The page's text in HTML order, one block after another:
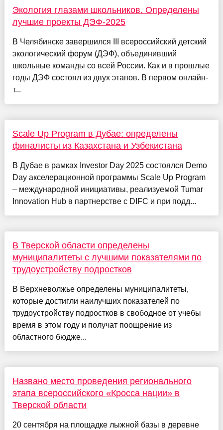
Экология глазами школьников. Определены
лучшие проекты ДЭФ-2025
В Челябинске завершился III всероссийский детский
экологический форум (ДЭФ), объединивший
школьные команды со всей России. Как и в прошлые
годы ДЭФ состоял из двух этапов. В первом онлайн-
т...
Scale Up Program в Дубае: определены
финалисты из Казахстана и Узбекистана
В Дубае в рамках Investor Day 2025 состоялся Demo
Day акселерационной программы Scale Up Program
– международной инициативы, реализуемой Tumar
Innovation Hub в партнерстве с DIFC и при подд...
В Тверской области определены
муниципалитеты с лучшими показателями по
трудоустройству подростков
В Верхневолжье определены муниципалитеты,
которые достигли наилучших показателей по
трудоустройству подростков в свободное от учебы
время в этом году и получат поощрение из
областного бюдже...
Названо место проведения регионального
этапа всероссийского «Кросса нации» в
Тверской области
20 сентября на площадке лыжной базы в деревне